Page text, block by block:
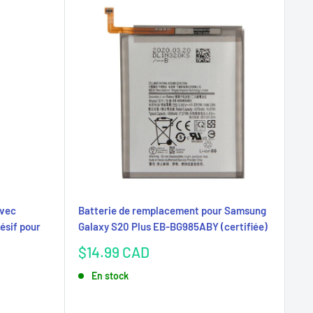
pour
Batterie de remplacement pour Samsung
Galaxy S20 Plus EB-BG985ABY (certifiée)
Prix
$14.99 CAD
En stock